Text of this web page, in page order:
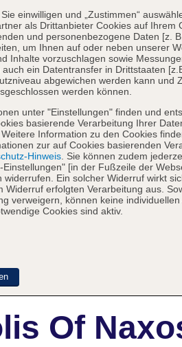
Of
einwilligen und „Zustimmen“
als Drittanbieter Cookies auf Ihrem
und personenbezogene Daten [z.
um Ihnen auf oder neben unserer
Inhalte vorzuschlagen sowie
ein Datentransfer in Drittstaaten
abgewichen werden kann und
werden können.
unter "Einstellungen" finden und
basierende Verarbeitung Ihrer
Information zu den Cookies
zur auf Cookies basierenden
Hinweis. Sie können zudem
[in der Fußzeile der
Ein solcher Widerruf wirkt
erfolgten Verarbeitung aus.
verweigern, können keine individuellen
Cookies sind aktiv.